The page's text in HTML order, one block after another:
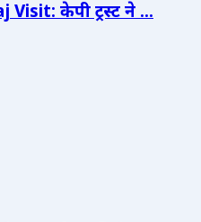
केपी ट्रस्ट ने ...